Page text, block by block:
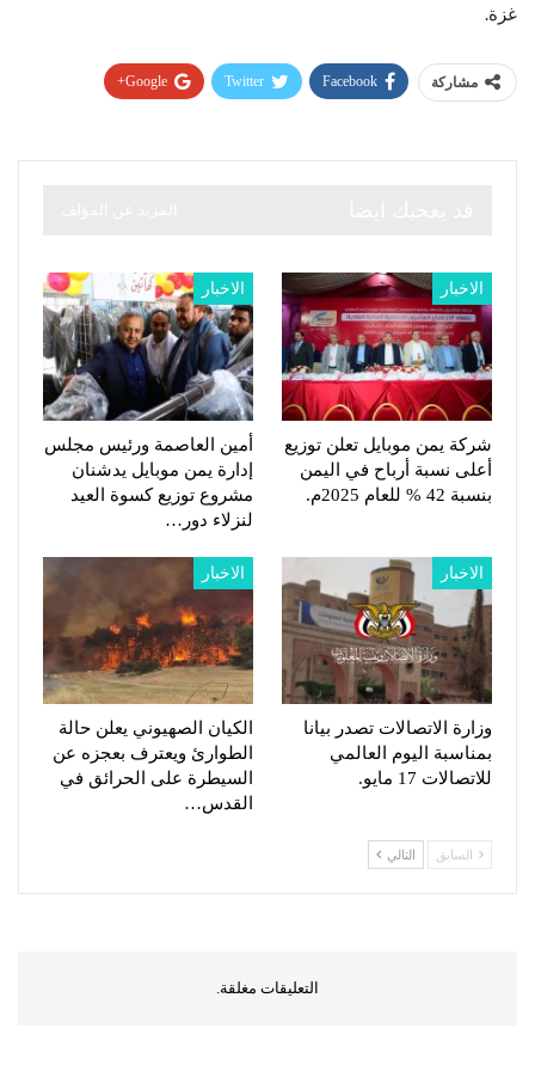
غزة.
مشاركة Facebook
Twitter
Google+
الاخبار
شركة يمن موبايل تعلن توزيع
أعلى نسبة أرباح في اليمن
بنسبة 42 % للعام 2025م.
الاخبار
أمين العاصمة ورئيس مجلس
إدارة يمن موبايل يدشنان
مشروع توزيع كسوة العيد
لنزلاء دور…
الاخبار
وزارة الاتصالات تصدر بيانا
بمناسبة اليوم العالمي
للاتصالات 17 مايو.
الاخبار
الكيان الصهيوني يعلن حالة
الطوارئ ويعترف بعجزه عن
السيطرة على الحرائق في
القدس…
السابق التالي
التعليقات مغلقة.